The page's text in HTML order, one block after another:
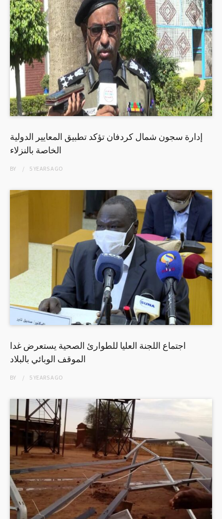
إدارة سجون شمال كردفان تؤكد تطبيق المعايير الدولية
الخاصة بالنزلاء
BY 5 YEARSAGO
اجتماع اللجنة العليا للطوارئ الصحية يستعرض غدا
الموقف الوبائي بالبلاد
BY 5 YEARSAGO